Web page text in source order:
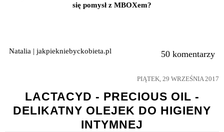
się pomysł z MBOXem?
Natalia | jakpiekniebyckobieta.pl 50 komentarzy
PIĄTEK, 29 WRZEŚNIA 2017
LACTACYD - PRECIOUS OIL -
DELIKATNY OLEJEK DO HIGIENY
INTYMNEJ